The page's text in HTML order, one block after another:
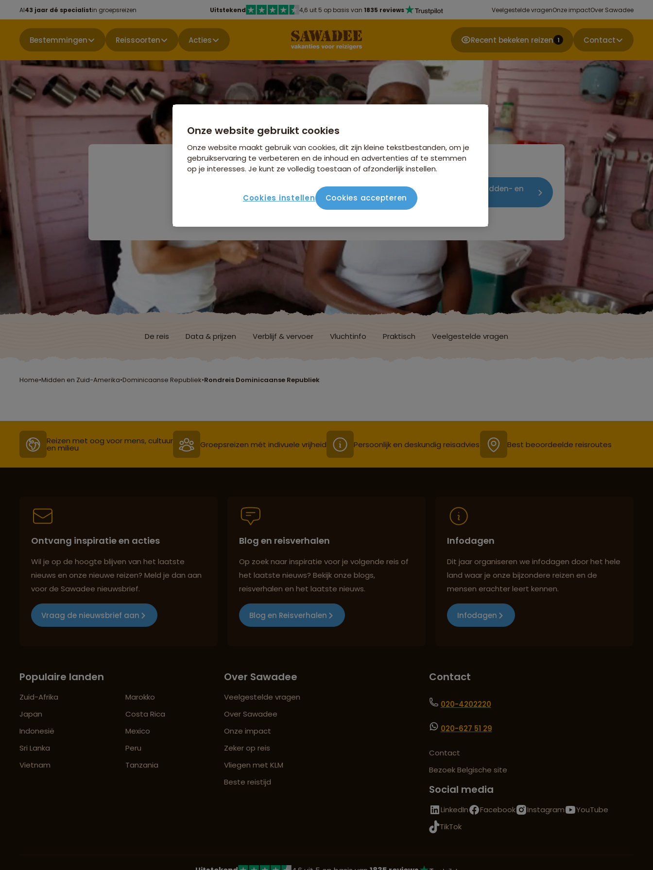
Al43 jaar dé specialistin groepsreizen Uitstekend 4,6 uit 5 op basis van 1835 reviews Veelgestelde vragenOnze impactOver Sawadee
Bestemmingen Reissoorten Acties Recent bekeken reizen 1 Contact
Rondreis Dominicaanse
Bekijk andere reizen in Rondreizen Midden- en
Zuid-Amerika
De reis Data & prijzen Verblijf & vervoer Vluchtinfo Praktisch Veelgestelde vragen
Home•Midden en Zuid-Amerika•Dominicaanse Republiek•Rondreis Dominicaanse Republiek
Reizen met oog voor mens, cultuur
en milieu Groepsreizen mét indivuele vrijheid Persoonlijk en deskundig reisadvies Best beoordeelde reisroutes
Ontvang inspiratie en acties
Wil je op de hoogte blijven van het laatste
nieuws en onze nieuwe reizen? Meld je dan aan
voor de Sawadee nieuwsbrief.
Vraag de nieuwsbrief aan
Blog en reisverhalen
Op zoek naar inspiratie voor je volgende reis of
het laatste nieuws? Bekijk onze blogs,
reisverhalen en het laatste nieuws.
Blog en Reisverhalen
Infodagen
Dit jaar organiseren we infodagen door het hele
land waar je onze bijzondere reizen en de
mensen erachter leert kennen.
Infodagen
Populaire landen
Zuid-Afrika
Japan
Indonesië
Sri Lanka
Vietnam
Marokko
Costa Rica
Mexico
Peru
Tanzania
Over Sawadee
Veelgestelde vragen
Over Sawadee
Onze impact
Zeker op reis
Vliegen met KLM
Beste reistijd
Contact
020-4202220
020-627 51 29
Contact
Bezoek Belgische site
Social media
LinkedIn Facebook Instagram
YouTube
TikTok
Onze website gebruikt cookies
Onze website maakt gebruik van cookies, dit zijn kleine tekstbestanden, om je
gebruikservaring te verbeteren en de inhoud en advertenties af te stemmen
op je interesses. Je kunt ze volledig toestaan of afzonderlijk instellen.
Cookies instellen Cookies accepteren